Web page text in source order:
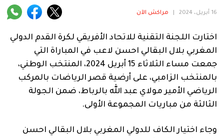
منوعة
آراء
16 أبريل، 2024 مراكش الآن
اختارت اللجنة التقنية للاتحاد الأفريقي لكرة القدم الدولي
المغربي بلال البقالي احسن لاعب في المباراة التي
جمعت مساء الثلاثاء 15 أبريل 2024، المنتخب الوطني،
بالمنتخب الزامبي، على أرضية قصر الرياضات بالمركب
الرياضي الأمير مولاي عبد الله بالرباط، ضمن الجولة
الثالثة من مباريات المجموعة الأولى.
وجاء اختيار الكاف للدولي المغربي بلال البقالي احسن